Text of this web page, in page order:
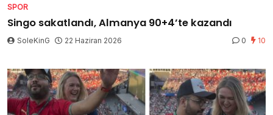
SPOR
Singo sakatlandı, Almanya 90+4’te kazandı
SoleKinG 22 Haziran 2026 0 10